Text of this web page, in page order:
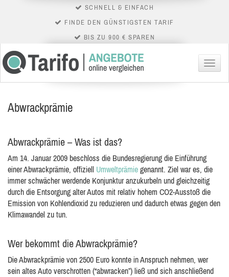
SCHNELL & EINFACH
FINDE DEN GÜNSTIGSTEN TARIF
BIS ZU 900 € SPAREN
Menü
Abwrackprämie
Abwrackprämie – Was ist das?
Am 14. Januar 2009 beschloss die Bundesregierung die Einführung
einer Abwrackprämie, offiziell Umweltprämie genannt. Ziel war es, die
immer schwächer werdende Konjunkturanzukurbeln und gleichzeitig
durch die Entsorgung alter Autos mit relativ hohem CO2-Ausstoß die
Emission von Kohlendioxid zu reduzieren und dadurch etwas gegen den
Klimawandel zu tun.
Wer bekommt die Abwrackprämie?
Die Abwrackprämie von 2500 Euro konnte in Anspruch nehmen, wer
sein altes Auto verschrotten (“abwracken”) ließ und sich anschließend